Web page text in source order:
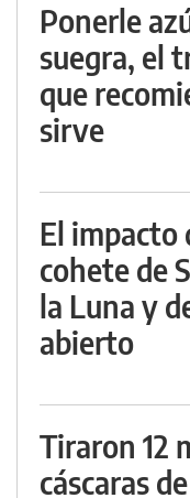
Ponerle
suegra, el
que
sirve
El impacto
cohete de
la Luna y
abierto
Tiraron 12
cáscaras